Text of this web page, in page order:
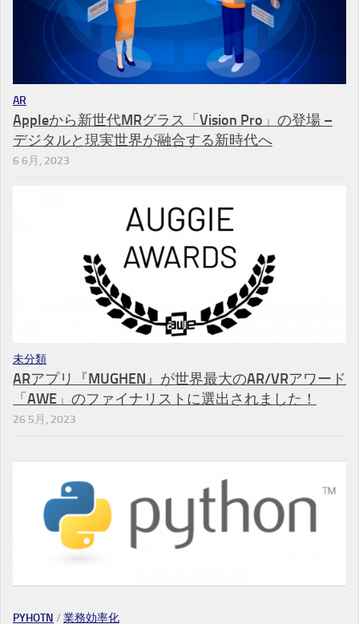
AR
Appleから新世代MRグラス「Vision Pro」の登場 –
デジタルと現実世界が融合する新時代へ
6 6月, 2023
未分類
ARアプリ『MUGHEN』が世界最大のAR/VRアワード
「AWE」のファイナリストに選出されました！
26 5月, 2023
PYHOTN /業務効率化